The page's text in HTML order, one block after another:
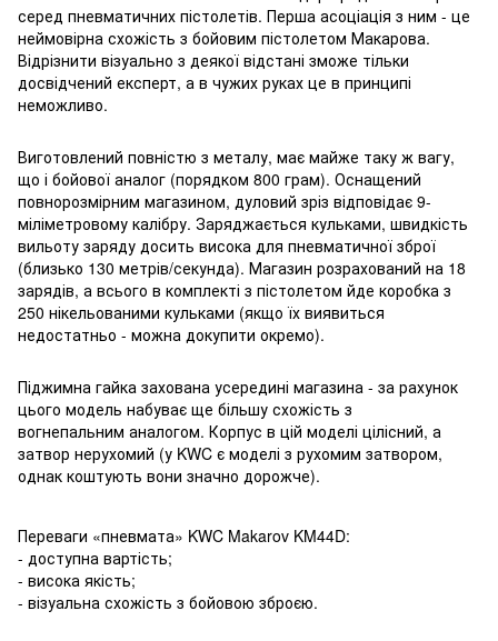
серед пневматичних пістолетів. Перша асоціація з ним - це
неймовірна схожість з бойовим пістолетом Макарова.
Відрізнити візуально з деякої відстані зможе тільки
досвідчений експерт, а в чужих руках це в принципі
неможливо.
Виготовлений повністю з металу, має майже таку ж вагу,
що і бойової аналог (порядком 800 грам). Оснащений
повнорозмірним магазином, дуловий зріз відповідає 9-
міліметровому калібру. Заряджається кульками, швидкість
вильоту заряду досить висока для пневматичної зброї
(близько 130 метрів/секунда). Магазин розрахований на 18
зарядів, а всього в комплекті з пістолетом йде коробка з
250 нікельованими кульками (якщо їх виявиться
недостатньо - можна докупити окремо).
Піджимна гайка захована усередині магазина - за рахунок
цього модель набуває ще більшу схожість з
вогнепальним аналогом. Корпус в цій моделі цілісний, а
затвор нерухомий (у KWC є моделі з рухомим затвором,
однак коштують вони значно дорожче).
Переваги «пневмата» KWC Makarov KM44D:
- доступна вартість;
- висока якість;
- візуальна схожість з бойовою зброєю.